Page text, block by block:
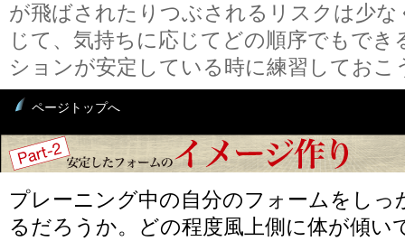
が飛ばされたりつぶされるリスクは少
じて、気持ちに応じてどの順序でもで
ションが安定している時に練習しておこ
ページトップへ
プレーニング中の自分のフォームをし
るだろうか。どの程度風上側に体が傾い